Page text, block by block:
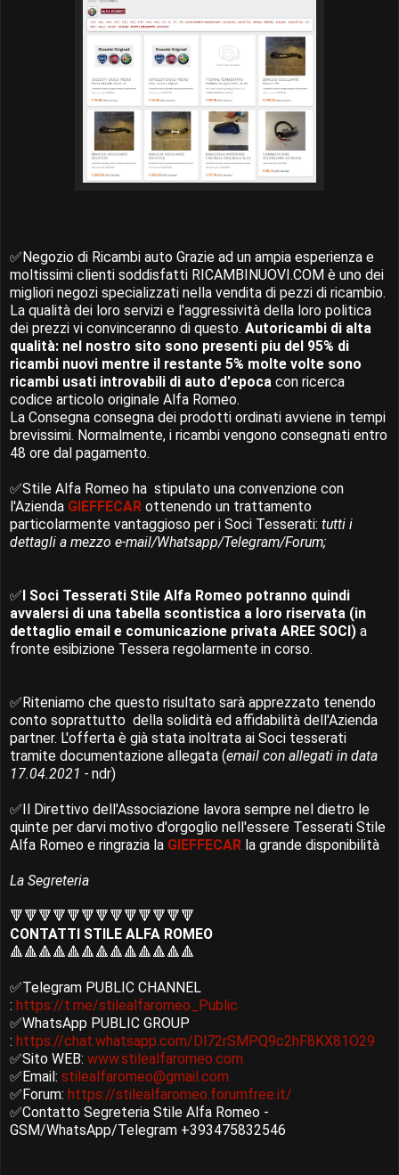
✅Negozio di Ricambi auto Grazie ad un ampia esperienza e
moltissimi clienti soddisfatti RICAMBINUOVI.COM è uno dei
migliori negozi specializzati nella vendita di pezzi di ricambio.
La qualità dei loro servizi e l'aggressività della loro politica
dei prezzi vi convinceranno di questo. Autoricambi di alta
qualità: nel nostro sito sono presenti piu del 95% di
ricambi nuovi mentre il restante 5% molte volte sono
ricambi usati introvabili di auto d'epoca con ricerca
codice articolo originale Alfa Romeo.
La Consegna consegna dei prodotti ordinati avviene in tempi
brevissimi. Normalmente, i ricambi vengono consegnati entro
48 ore dal pagamento.
✅Stile Alfa Romeo ha stipulato una convenzione con
l'Azienda GIEFFECAR ottenendo un trattamento
particolarmente vantaggioso per i Soci Tesserati: tutti i
dettagli a mezzo e-mail/Whatsapp/Telegram/Forum;
✅ I Soci Tesserati Stile Alfa Romeo potranno quindi
avvalersi di una tabella scontistica a loro riservata (in
dettaglio email e comunicazione privata AREE SOCI) a
fronte esibizione Tessera regolarmente in corso.
✅Riteniamo che questo risultato sarà apprezzato tenendo
conto soprattutto della solidità ed affidabilità dell'Azienda
partner. L'offerta è già stata inoltrata ai Soci tesserati
tramite documentazione allegata (email con allegati in data
17.04.2021 - ndr)
✅Il Direttivo dell'Associazione lavora sempre nel dietro le
quinte per darvi motivo d'orgoglio nell'essere Tesserati Stile
Alfa Romeo e ringrazia la GIEFFECAR la grande disponibilità
La Segreteria
🔻🔻🔻🔻🔻🔻🔻🔻🔻🔻🔻🔻🔻
CONTATTI STILE ALFA ROMEO
🔺🔺🔺🔺🔺🔺🔺🔺🔺🔺🔺🔺🔺
✅Telegram PUBLIC CHANNEL
: https://t.me/stilealfaromeo_Public
✅WhatsApp PUBLIC GROUP
: https://chat.whatsapp.com/Dl72rSMPQ9c2hF8KX81O29
✅Sito WEB: www.stilealfaromeo.com
✅Email: stilealfaromeo@gmail.com
✅Forum: https://stilealfaromeo.forumfree.it/
✅Contatto Segreteria Stile Alfa Romeo -
GSM/WhatsApp/Telegram +393475832546